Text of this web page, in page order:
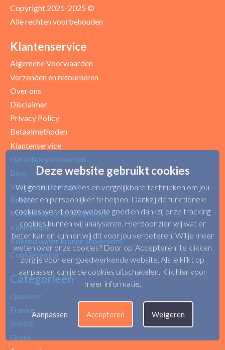
Copyright 2021-2025 ©
Alle rechten voorbehouden
Klantenservice
Algemene Voorwaarden
Verzenden en retourneren
Over ons
Disclaimer
Privacy Policy
Betaalmethoden
Klantenservice
Garantievoorwaarden
Blog
Veel gestelde vragen
Reviews
Kokend water woordenboek
Kennisbank
Kokend water kranen showroom
Cookiepagina
Categorieën
Quooker
Franke
Selsiuz
Grohe
Deze website gebruikt cookies
Wij gebruiken cookies en vergelijkbare technieken om jou
beter en persoonlijker te helpen. Dankzij de functionele
cookies werkt onze website goed en dankzij onze tracking
cookies kunnen wij analyseren. Hierdoor zien wij wat er
beter kan en kunnen wij dit voor jou verbeteren. Wil je meer
weten over onze cookies? Door op ‘Accepteren’ te klikken
zorg je voor een goedwerkende website. Als je klikt op
aanpassen kun je de cookies uitschakelen. Klik hier voor
meer informatie
Aanpassen Accepteren Weigeren